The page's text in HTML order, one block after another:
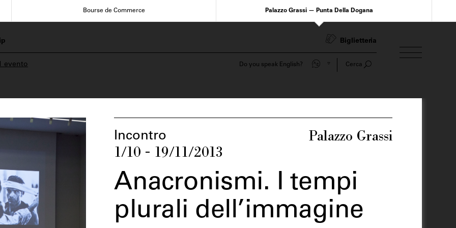
Bourse de Commerce Palazzo Grassi — Punta Della Dogana
Biglietteria
evento Parli italiano? Cerca
Incontro
1/10 - 19/11/2013
Palazzo Grassi
Anacronismi. I tempi
plurali dell’immagine